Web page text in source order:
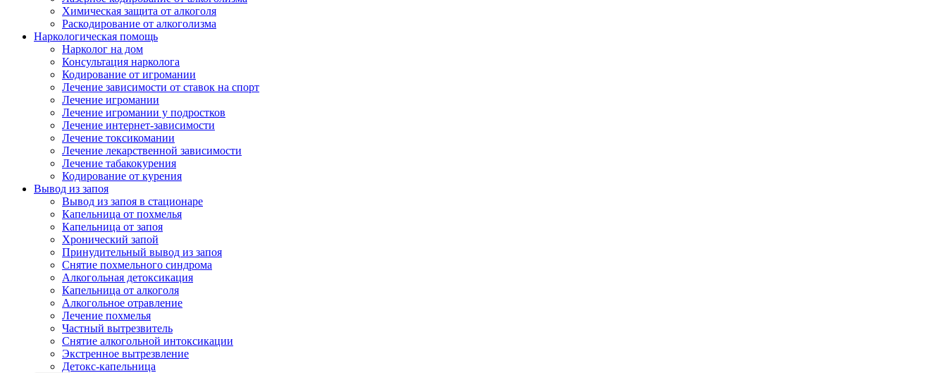
Химическая защита от алкоголя
Раскодирование от алкоголизма
Наркологическая помощь
Нарколог на дом
Консультация нарколога
Кодирование от игромании
Лечение зависимости от ставок на спорт
Лечение игромании
Лечение игромании у подростков
Лечение интернет-зависимости
Лечение токсикомании
Лечение лекарственной зависимости
Лечение табакокурения
Кодирование от курения
Вывод из запоя
Вывод из запоя в стационаре
Капельница от похмелья
Капельница от запоя
Хронический запой
Принудительный вывод из запоя
Снятие похмельного синдрома
Алкогольная детоксикация
Капельница от алкоголя
Алкогольное отравление
Лечение похмелья
Частный вытрезвитель
Снятие алкогольной интоксикации
Экстренное вытрезвление
Детокс-капельница